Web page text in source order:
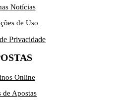
Notícias
de Uso
Privacidade
Online
de Apostas